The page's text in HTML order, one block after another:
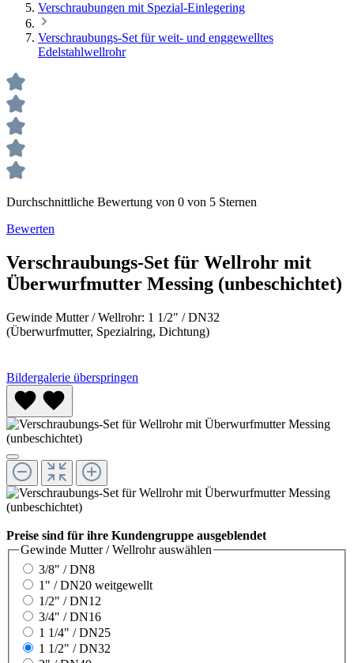
Verschraubungen mit Spezial-Einlegering
Verschraubungs-Set für weit- und enggewelltes
Edelstahlwellrohr
Durchschnittliche Bewertung von 0 von 5 Sternen
Bewerten
Verschraubungs-Set für Wellrohr mit
Überwurfmutter Messing (unbeschichtet)
Gewinde Mutter / Wellrohr: 1 1/2" / DN32
(Überwurfmutter, Spezialring, Dichtung)
Bildergalerie überspringen
Preise sind für ihre Kundengruppe ausgeblendet
Gewinde Mutter / Wellrohrauswählen
3/8" / DN8
1" / DN20 weitgewellt
1/2" / DN12
3/4" / DN16
1 1/4" / DN25
1 1/2" / DN32